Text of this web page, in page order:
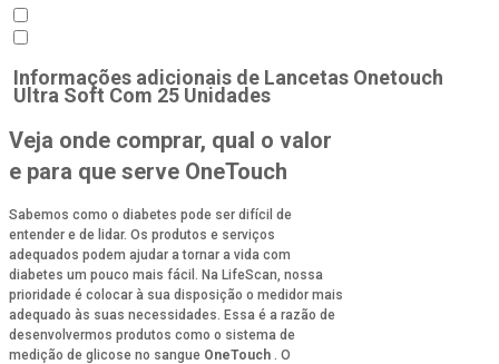
Informações adicionais de Lancetas Onetouch
Ultra Soft Com 25 Unidades
Veja onde comprar, qual o valor
e para que serve OneTouch
Sabemos como o diabetes pode ser difícil de
entender e de lidar. Os produtos e serviços
adequados podem ajudar a tornar a vida com
diabetes um pouco mais fácil. Na LifeScan, nossa
prioridade é colocar à sua disposição o medidor mais
adequado às suas necessidades. Essa é a razão de
desenvolvermos produtos como o sistema de
medição de glicose no sangue OneTouch . O